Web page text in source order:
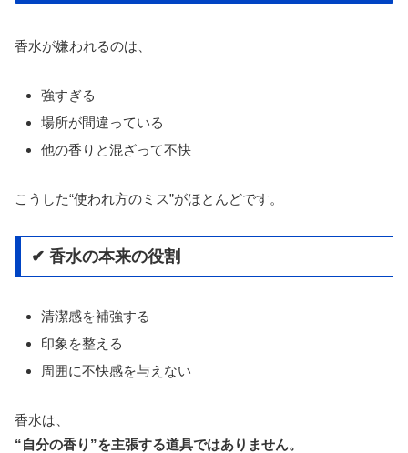
香水が嫌われるのは、
強すぎる
場所が間違っている
他の香りと混ざって不快
こうした“使われ方のミス”がほとんどです。
✔ 香水の本来の役割
清潔感を補強する
印象を整える
周囲に不快感を与えない
香水は、
“自分の香り”を主張する道具ではありません。